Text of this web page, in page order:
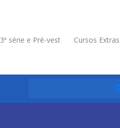
3ª série e Pré-vest Cursos Extras